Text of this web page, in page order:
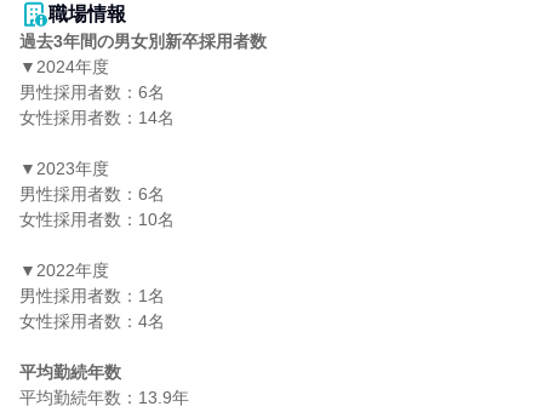
職場情報
過去3年間の男女別新卒採用者数
▼2024年度
男性採用者数：6名
女性採用者数：14名
▼2023年度
男性採用者数：6名
女性採用者数：10名
▼2022年度
男性採用者数：1名
女性採用者数：4名
平均勤続年数